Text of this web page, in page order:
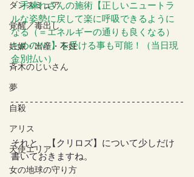
ダンスミュア
覚醒／毒出し
妊娠・出産・不妊
斉木のじいさん
夢
自殺
アリス
天使エリア
女の地球の守り方
・手練れさんの施術【正しいニュートラ
ルな姿勢に戻して楽に呼吸できるように
なる（＝エネルギーの通りも良くなる）
ためのWS】を受ける事も可能！（当日現
金別払い）
それと、【クリロズ】について少しだけ
書いておきますね。